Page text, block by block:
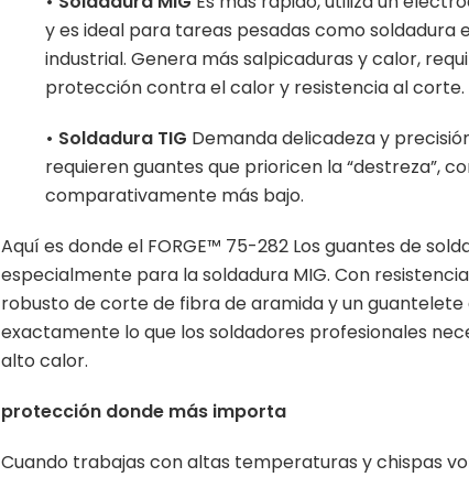
y es ideal para tareas pesadas como
industrial. Genera más salpicaduras y calor,
protección contra el calor y resistencia al corte.
• Soldadura TIG Demanda delicadeza y
requieren guantes que prioricen la “destreza”,
comparativamente más bajo.
Aquí es donde el FORGE™ 75-282 Los guantes de
especialmente para la soldadura MIG. Con
robusto de corte de fibra de aramida y un
exactamente lo que los soldadores profesionales
alto calor.
protección donde más importa
Cuando trabajas con altas temperaturas y chispas